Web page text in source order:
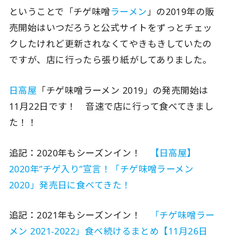
ということで「チゲ味噌ラーメン」の2019年の販
売開始はいつだろうと公式サイトをずっとチェッ
クしたけれど更新されなくてやきもきしていたの
ですが、店に行ったら張り紙がしてありました。
日高屋 「チゲ味噌ラーメン 2019」の発売開始は
11月22日です！ 音速で店に行って食べてきまし
た！！
追記：2020年もシーズンイン！
【日高屋】
2020年”チゲ入り”宣言！「チゲ味噌ラーメン
2020」発売日に食べてきた！
追記：2021年もシーズンイン！
「チゲ味噌ラー
メン 2021-2022」食べ続けるまとめ【11月26日